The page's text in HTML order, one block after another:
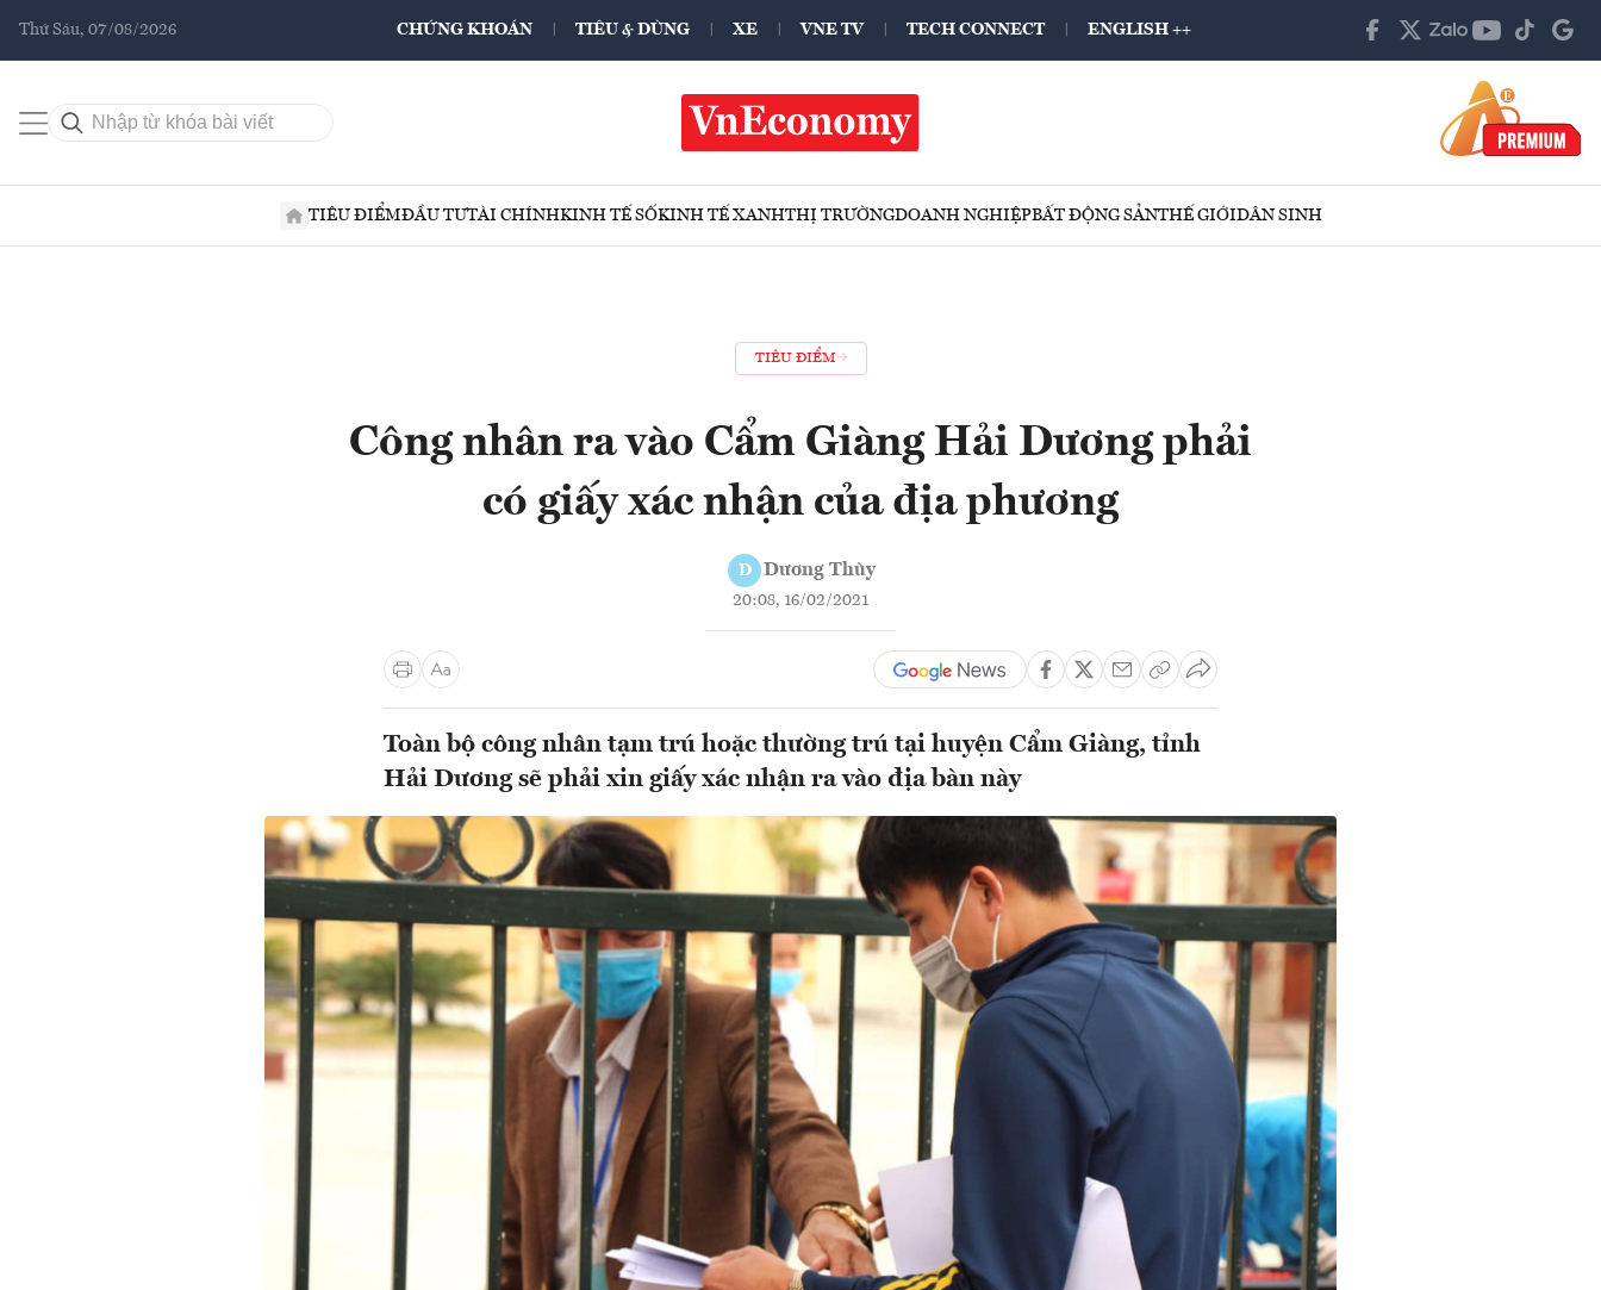
Thứ Sáu, 07/08/2026 CHỨNG KHOÁN TIÊU & DÙNG XE VNE TV TECH CONNECT ENGLISH ++
TIÊU ĐIỂMĐẦU TƯTÀI CHÍNHKINH TẾ SỐKINH TẾ XANHTHỊ TRƯỜNGDOANH NGHIỆPBẤT ĐỘNG SẢNTHẾ GIỚIDÂN SINH
TIÊU ĐIỂM
Công nhân ra vào Cẩm Giàng Hải Dương phải
có giấy xác nhận của địa phương
D Dương Thùy
20:08, 16/02/2021
Toàn bộ công nhân tạm trú hoặc thường trú tại huyện Cẩm Giàng, tỉnh
Hải Dương sẽ phải xin giấy xác nhận ra vào địa bàn này